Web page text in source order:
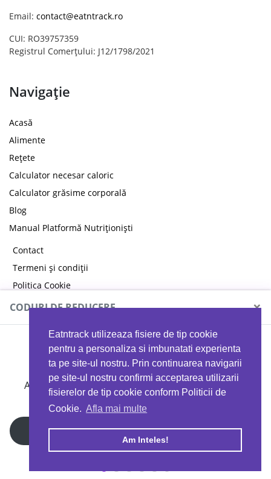
Eatntrack utilizeaza fisiere de tip cookie
pentru a personaliza si imbunatati experienta
ta pe site-ul nostru. Prin continuarea navigarii
pe site-ul nostru confirmi acceptarea utilizarii
fisierelor de tip cookie conform Politicii de
Cookie. Afla mai multe
Am Inteles!
Email: contact@eatntrack.ro
CUI: RO39757359
Registrul Comerțului: J12/1798/2021
Navigație
Acasă
Alimente
Rețete
Calculator necesar caloric
Calculator grăsime corporală
Blog
Manual Platformă Nutriționiști
Contact
Termeni și condiții
Politica Cookie
Politica de confidențialitate
Copyright © 2026 EAT & TRACK S.R.L
CODURI DE REDUCERE ×
MYPROTEIN
Ai 40%reducere la orice comandă folosind codul
EATTRACK
Profită acum